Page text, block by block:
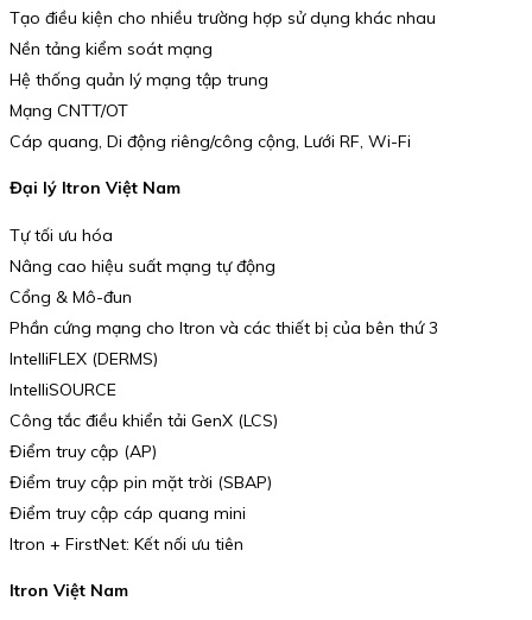
Tạo điều kiện cho nhiều trường hợp sử dụng khác nhau
Nền tảng kiểm soát mạng
Hệ thống quản lý mạng tập trung
Mạng CNTT/OT
Cáp quang, Di động riêng/công cộng, Lưới RF, Wi-Fi
Đại lý Itron Việt Nam
Tự tối ưu hóa
Nâng cao hiệu suất mạng tự động
Cổng & Mô-đun
Phần cứng mạng cho Itron và các thiết bị của bên thứ 3
IntelliFLEX (DERMS)
IntelliSOURCE
Công tắc điều khiển tải GenX (LCS)
Điểm truy cập (AP)
Điểm truy cập pin mặt trời (SBAP)
Điểm truy cập cáp quang mini
Itron + FirstNet: Kết nối ưu tiên
Itron Việt Nam